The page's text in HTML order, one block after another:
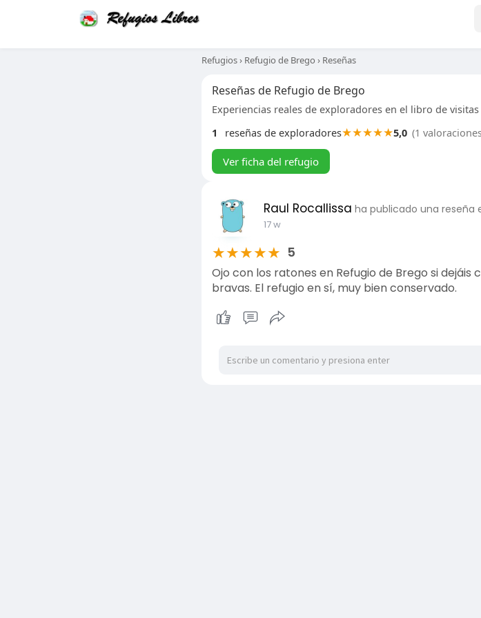
Refugios› Refugio de Brego › Reseñas
Reseñas de Refugio de Brego
Experiencias reales de exploradores en el libro de
1
reseñas de exploradores★★★★★5,0 (1
Ver ficha del refugio
Raul Rocallissa ha publicado una reseña
17 w
★★★★★ 5
Ojo con los ratones en Refugio de Brego si
bravas. El refugio en sí, muy bien conservado.